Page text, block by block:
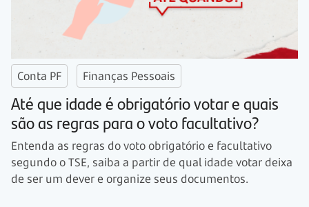
Conta PF Finanças Pessoais
Até que idade é obrigatório votar e quais
são as regras para o voto facultativo?
Entenda as regras do voto obrigatório e facultativo
segundo o TSE, saiba a partir de qual idade votar deixa
de ser um dever e organize seus documentos.